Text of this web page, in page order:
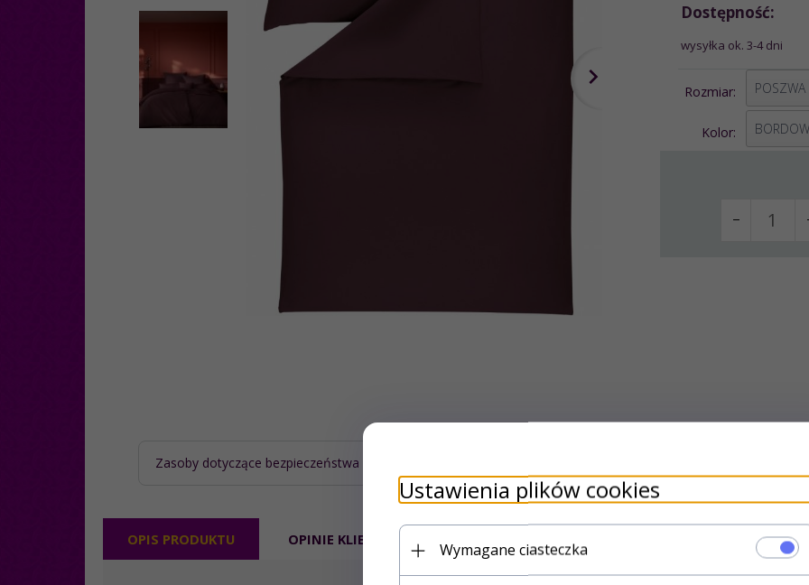
Zasoby dotyczące bezpieczeństwa i produktów
Dostępność:
wysyłka ok. 3-4 dni
Rozmiar:
Kolor:
OPIS PRODUKTU OPINIE KLIENTÓW
Ustawienia plików cookies
Wymagane ciasteczka